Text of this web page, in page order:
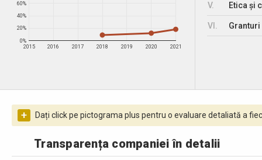
2015 2016 2017 2018 2019 2020 2021
0%
20%
40%
60% V. Etica și
VI.
+ Dați click pe pictograma plus pentru o evaluare detaliată a
Transparența companiei în detalii